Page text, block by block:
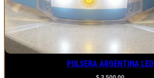
PULSERA ARGENTINA LED